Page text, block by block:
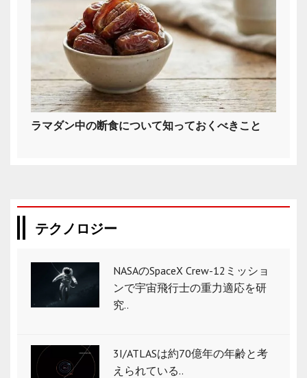
ラマダン中の断食について知っておくべきこと
テクノロジー
NASAのSpaceX Crew-12ミッショ
ンで宇宙飛行士の重力適応を研
究..
3I/ATLASは約70億年の年齢と考
えられている..